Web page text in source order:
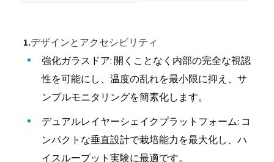
1.デザインとアクセシビリティ
強化ガラスドア: 開くことなく内部の完全な視認
性を可能にし、温度の乱れを最小限に抑え、サ
ンプルモニタリングを簡素化します。
デュアルレイヤーシェイクプラットフォーム: コ
ンパクトな垂直設計で栽培能力を最大化し、ハ
イスループット実験に最適です。